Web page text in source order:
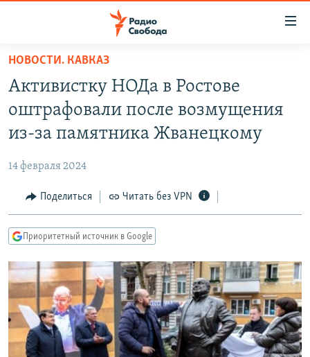
упрощенного
доступа
основному
Вернутся
Вернутся
поиску
ПОДКАСТЫ
АВТОРСКИЕ ПРОЕКТЫ
МНЕНИЯ
КУЛЬТУРА
КАВКАЗ.РЕАЛИИ
СЕВЕР.РЕАЛИИ
СИБИРЬ.РЕАЛИИ
РАСПИСАНИЕ ВЕЩАНИЯ
ПОДПИШИТЕСЬ НА РАССЫЛКУ
НОВОСТИ. КАВКАЗ
Активистку НОДа в Ростове
оштрафовали после возмущения
из-за памятника Жванецкому
14 февраля 2024
Поделиться Читать без VPN
Приоритетный источник в Google